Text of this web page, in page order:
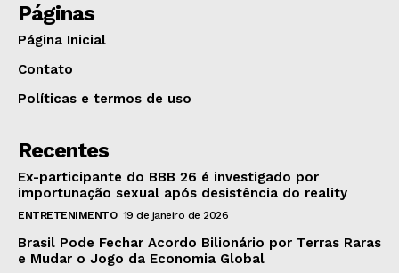
Páginas
Página Inicial
Contato
Políticas e termos de uso
Recentes
Ex-participante do BBB 26 é investigado por
importunação sexual após desistência do reality
ENTRETENIMENTO 19 de janeiro de 2026
Brasil Pode Fechar Acordo Bilionário por Terras Raras
e Mudar o Jogo da Economia Global